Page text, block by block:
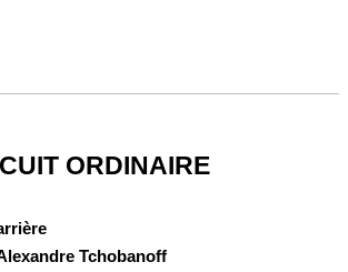
ORDINAIRE
Tchobanoff